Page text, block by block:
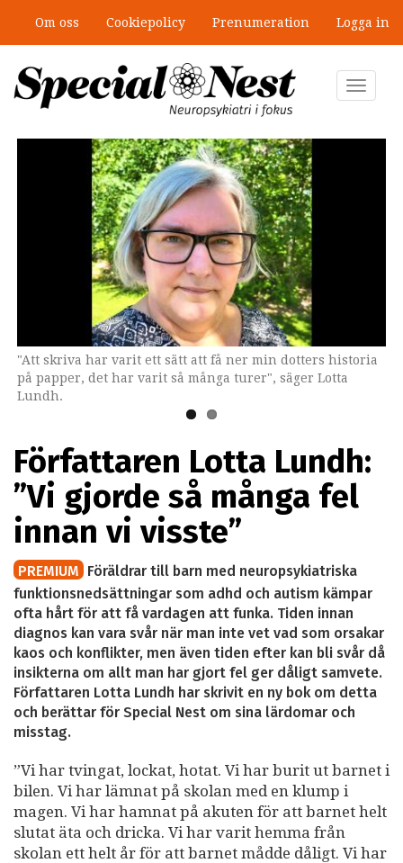
huvudinnehåll
Om oss Cookiepolicy Prenumeration Logga in
Toggle
"Att skriva har varit ett sätt att få ner min dotters historia
på papper, det har varit så många turer", säger Lotta
Lundh.
Omslaget till nya boken.
Författaren Lotta Lundh:
”Vi gjorde så många fel
innan vi visste”
PREMIUM Föräldrar till barn med neuropsykiatriska
funktionsnedsättningar som adhd och autism kämpar
ofta hårt för att få vardagen att funka. Tiden innan
diagnos kan vara svår när man inte vet vad som orsakar
kaos och konflikter, men även tiden efter kan bli svår då
insikterna om allt man har gjort fel ger dåligt samvete.
Författaren Lotta Lundh har skrivit en ny bok om detta
och berättar för Special Nest om sina lärdomar och
misstag.
”Vi har tvingat, lockat, hotat. Vi har burit ut barnet i
bilen. Vi har lämnat på skolan med en klump i
magen. Vi har hamnat på akuten för att barnet helt
slutat äta och dricka. Vi har varit hemma från
skolan ett helt år för att barnet mådde dåligt. Vi har
Mobbning vid autism och adhd: 4